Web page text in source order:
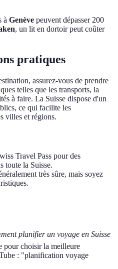
à Genève peuvent dépasser 200
, un lit en dortoir peut coûter
pratiques
assurez-vous de prendre
telles que les transports, la
à faire. La Suisse dispose d'un
ce qui facilite les
villes et régions.
Travel Pass pour des
toute la Suisse.
très sûre, mais soyez
planifier un voyage en Suisse
pour choisir la meilleure
: "planification voyage